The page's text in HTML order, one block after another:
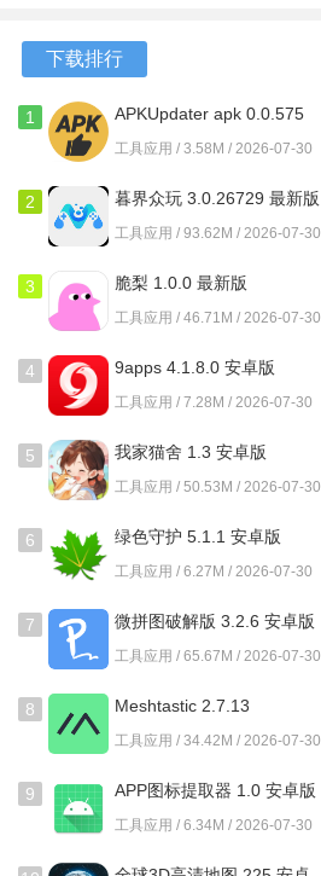
下载排行
1
APKUpdater apk 0.0.575
安卓版
工具应用 / 3.58M / 2026-07-30
2 暮界众玩 3.0.26729 最新版
工具应用 / 93.62M / 2026-07-30
3 脆梨 1.0.0 最新版
工具应用 / 46.71M / 2026-07-30
4 9apps 4.1.8.0 安卓版
工具应用 / 7.28M / 2026-07-30
5 我家猫舍 1.3 安卓版
工具应用 / 50.53M / 2026-07-30
6 绿色守护 5.1.1 安卓版
工具应用 / 6.27M / 2026-07-30
7 微拼图破解版 3.2.6 安卓版
工具应用 / 65.67M / 2026-07-30
8
Meshtastic 2.7.13
(29320069) fdroid 最新版
工具应用 / 34.42M / 2026-07-30
9 APP图标提取器 1.0 安卓版
工具应用 / 6.34M / 2026-07-30